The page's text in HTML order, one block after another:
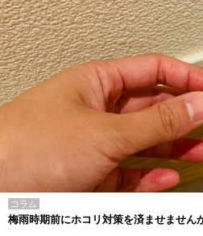
コラム
梅雨時期前にホコリ対策を済ませません